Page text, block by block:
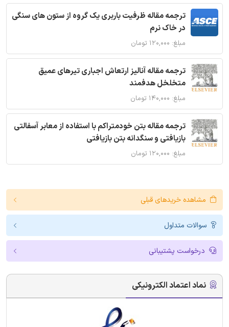
ترجمه مقاله ظرفیت باربری یک گروه از ستون های سنگی
در خاک نرم
مبلغ: ۱۲۰,۰۰۰ تومان
ترجمه مقاله آنالیز ارتعاش اجباری تیرهای عمیق
متخلخل هدفمند
مبلغ: ۱۴۰,۰۰۰ تومان
ترجمه مقاله بتن خودمتراکم با استفاده از معابر آسفالتی
بازیافتی و سنگدانه بتن بازیافتی
مبلغ: ۱۲۰,۰۰۰ تومان
مشاهده خریدهای قبلی
سوالات متداول
درخواست پشتیبانی
نماد اعتماد الکترونیکی